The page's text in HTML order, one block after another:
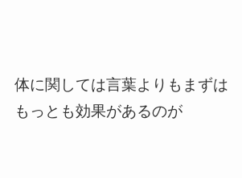
体に関しては言葉よりもまずは
もっとも効果があるのが